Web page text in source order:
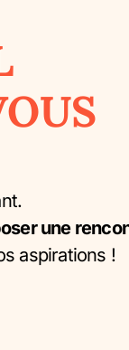
une
aspirations !